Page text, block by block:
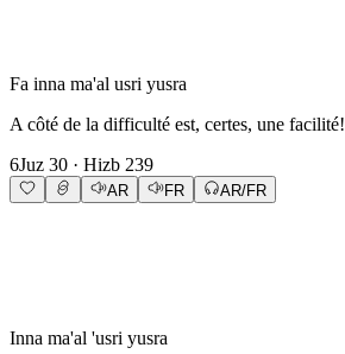
Fa inna ma'al usri yusra
A côté de la difficulté est, certes, une facilité!
6Juz 30 · Hizb 239
AR FR AR/FR
Inna ma'al 'usri yusra